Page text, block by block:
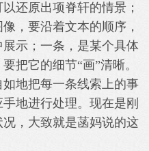
还原出项脊轩的情景；
，要沿着文本的顺序，
示；一条，是某个具体
把它的细节“画”清晰。
地把每一条线索上的事
地进行处理。 现在是刚
，大致就是菡妈说的这